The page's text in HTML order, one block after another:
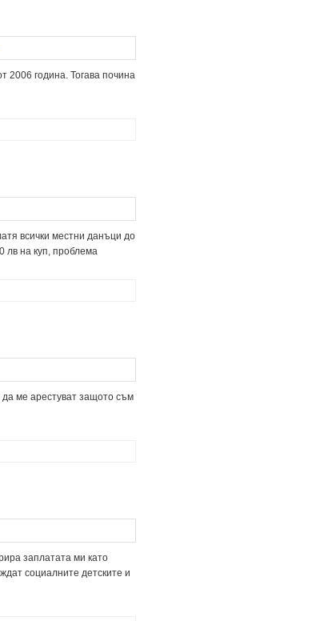
2006 година. Тогава почина
всички местни данъци до
лв на куп, проблема
ме арестуват защото съм
заплатата ми като
социалните детските и